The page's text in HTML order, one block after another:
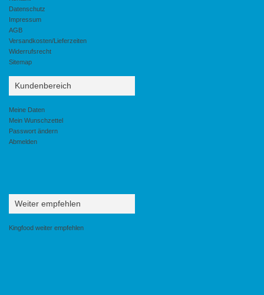
Datenschutz
Impressum
AGB
Versandkosten/Lieferzeiten
Widerrufsrecht
Sitemap
Kundenbereich
Meine Daten
Mein Wunschzettel
Passwort ändern
Abmelden
Weiter empfehlen
Kingfood weiter empfehlen